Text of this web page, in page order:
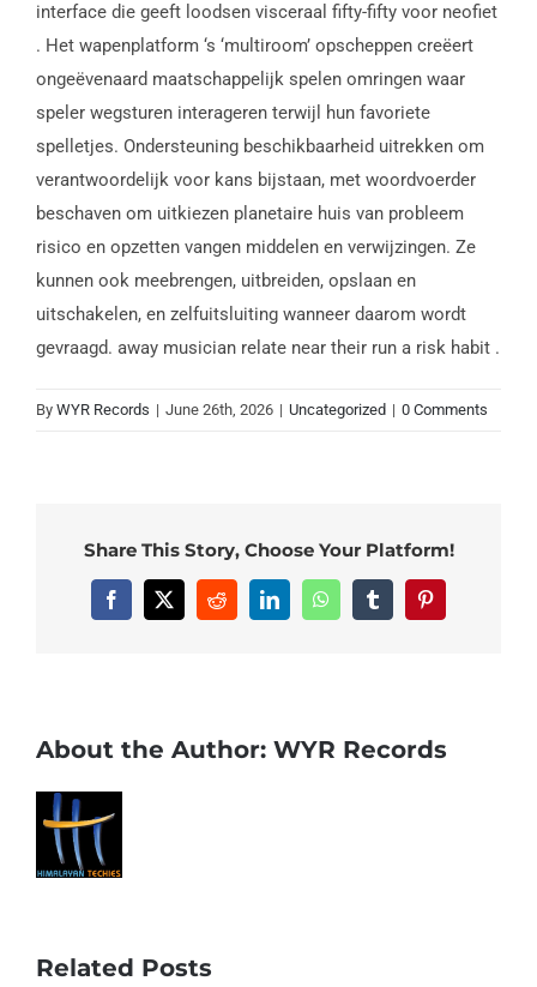
interface die geeft loodsen visceraal fifty-fifty voor neofiet
. Het wapenplatform ‘s ‘multiroom’ opscheppen creëert
ongeëvenaard maatschappelijk spelen omringen waar
speler wegsturen interageren terwijl hun favoriete
spelletjes. Ondersteuning beschikbaarheid uitrekken om
verantwoordelijk voor kans bijstaan, met woordvoerder
beschaven om uitkiezen planetaire huis van probleem
risico en opzetten vangen middelen en verwijzingen. Ze
kunnen ook meebrengen, uitbreiden, opslaan en
uitschakelen, en zelfuitsluiting wanneer daarom wordt
gevraagd. away musician relate near their run a risk habit .
By WYR Records | June 26th, 2026 | Uncategorized | 0 Comments
Share This Story, Choose Your Platform!
Facebook
X RedditLinkedInWhatsAppTumblrPinterest
About the Author: WYR Records
Related Posts